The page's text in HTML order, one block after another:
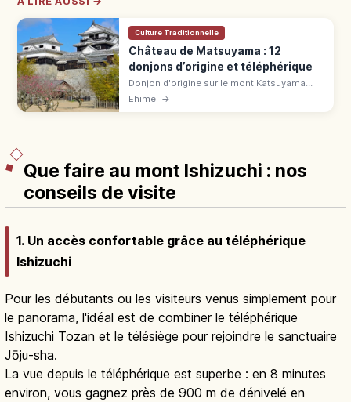
Culture Traditionnelle
Château de Matsuyama : 12
donjons d’origine et téléphérique
Donjon d'origine sur le mont Katsuyama
(132 m) à Matsuyama, fondé en 1602 par
Ehime →
Que faire au mont Ishizuchi : nos
conseils de visite
1. Un accès confortable grâce au téléphérique
Ishizuchi
Pour les débutants ou les visiteurs venus simplement pour
le panorama, l'idéal est de combiner le téléphérique
Ishizuchi Tozan et le télésiège pour rejoindre le sanctuaire
Jōju-sha.
La vue depuis le téléphérique est superbe : en 8 minutes
environ, vous gagnez près de 900 m de dénivelé en